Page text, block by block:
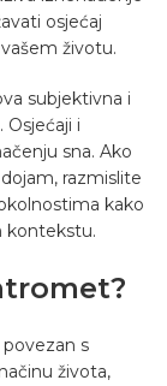
osjećaj
životu.
subjektivna i
i
sna. Ako
razmislite
kako
kontekstu.
s
života,